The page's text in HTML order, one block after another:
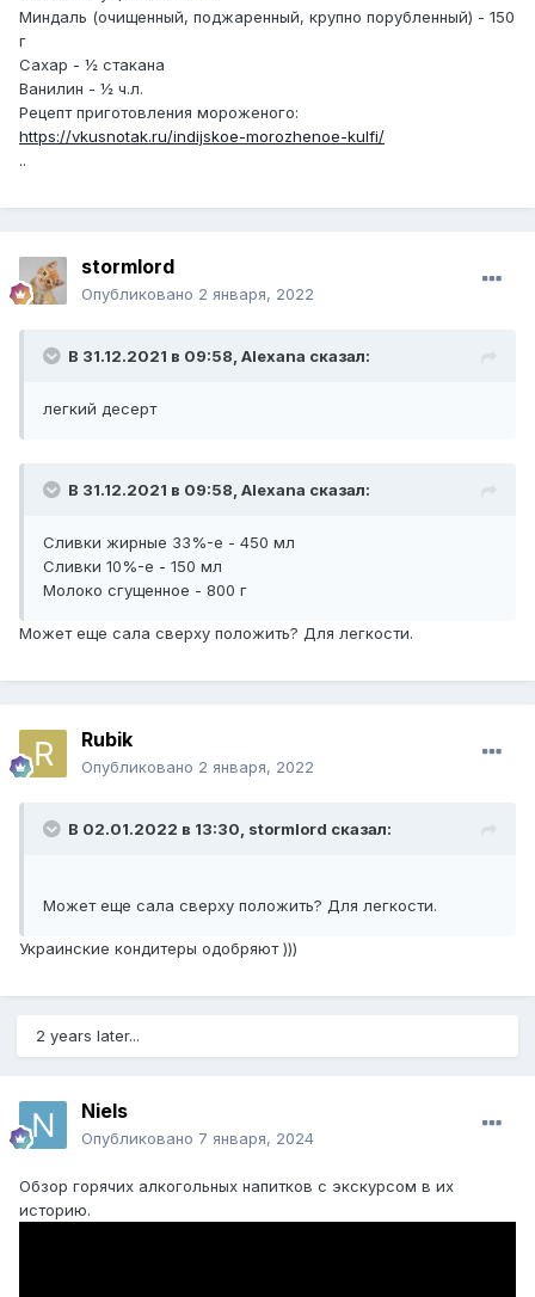
Миндаль (очищенный, поджаренный, крупно порубленный) - 150
г
Сахар - ½ стакана
Ванилин - ½ ч.л.
Рецепт приготовления мороженого:
https://vkusnotak.ru/indijskoe-morozhenoe-kulfi/
..
stormlord
Опубликовано 2 января, 2022
В 31.12.2021 в 09:58, Alexana сказал:
легкий десерт
В 31.12.2021 в 09:58, Alexana сказал:
Сливки жирные 33%-е - 450 мл
Сливки 10%-е - 150 мл
Молоко сгущенное - 800 г
Может еще сала сверху положить? Для легкости.
Rubik
Опубликовано 2 января, 2022
В 02.01.2022 в 13:30, stormlord сказал:
Может еще сала сверху положить? Для легкости.
Украинские кондитеры одобряют )))
2 years later...
Niels
Опубликовано 7 января, 2024
Обзор горячих алкогольных напитков с экскурсом в их
историю.